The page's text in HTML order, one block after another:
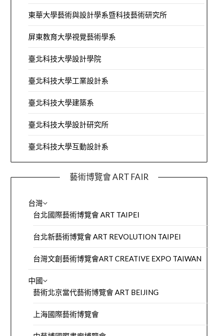
東華大學藝術與設計學系暨科技藝術研究所
屏東教育大學視覺藝術學系
臺北科技大學設計學院
臺北科技大學工業設計系
臺北科技大學建築系
臺北科技大學設計研究所
臺北科技大學互動設計系
藝術博覽會 ART FAIR
台灣
台北國際藝術博覽會 ART TAIPEI
台北新藝術博覽會 ART REVOLUTION TAIPEI
台灣文創藝術博覽會ART CREATIVE EXPO TAIWAN
中國
藝術北京當代藝術博覽會 ART BEIJING
上海國際藝術博覽會